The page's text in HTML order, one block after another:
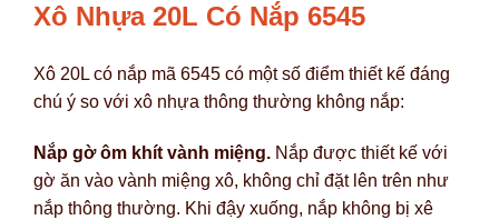
Xô Nhựa 20L Có Nắp 6545
Xô 20L có nắp mã 6545 có một số điểm thiết kế đáng
chú ý so với xô nhựa thông thường không nắp:
Nắp gờ ôm khít vành miệng. Nắp được thiết kế với
gờ ăn vào vành miệng xô, không chỉ đặt lên trên như
nắp thông thường. Khi đậy xuống, nắp không bị xê